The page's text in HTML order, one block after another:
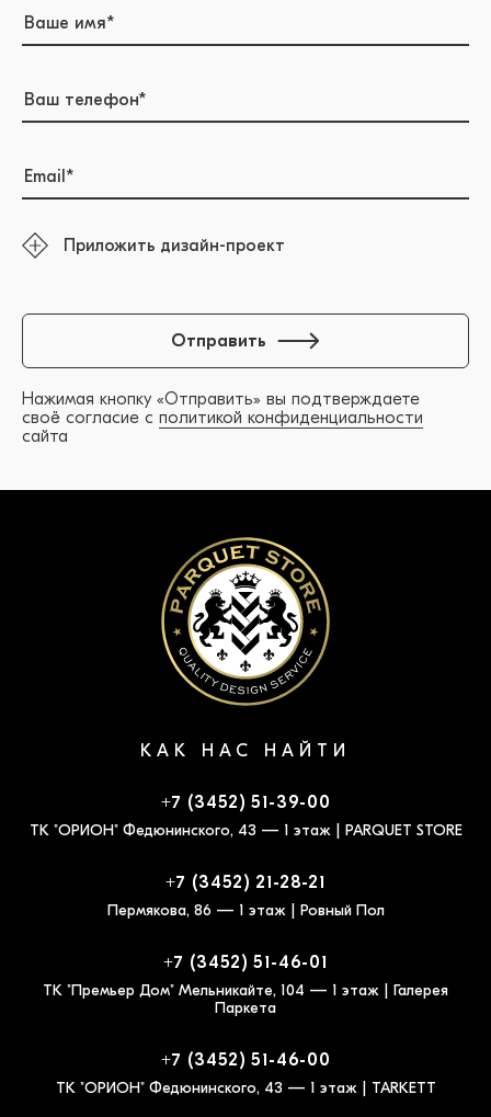
Приложить дизайн-проект
Нажимая кнопку «Отправить» вы подтверждаете
своё согласие с политикой конфиденциальности
сайта
Отправить
КАК НАС НАЙТИ
+7 (3452) 51-39-00
ТК "ОРИОН" Федюнинского, 43 — 1 этаж | PARQUET STORE
+7 (3452) 21-28-21
Пермякова, 86 — 1 этаж | Ровный Пол
+7 (3452) 51-46-01
ТК "Премьер Дом" Мельникайте, 104 — 1 этаж | Галерея
Паркета
+7 (3452) 51-46-00
ТК "ОРИОН" Федюнинского, 43 — 1 этаж | TARKETT